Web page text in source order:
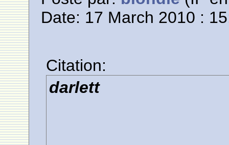
Date: 17 March 2010 :
Citation:
darlett